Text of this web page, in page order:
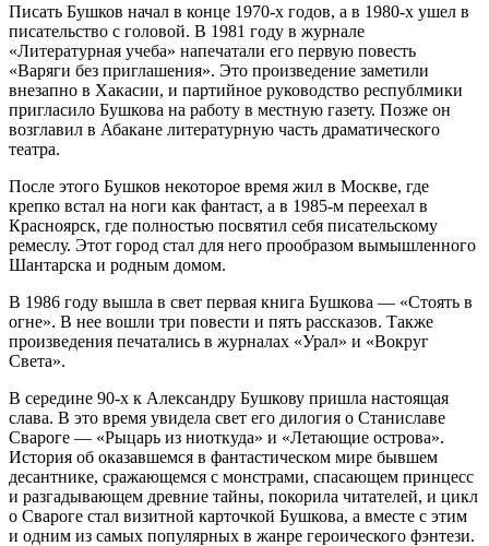
Писать Бушков начал в конце 1970-х годов, а в 1980-х ушел в
писательство с головой. В 1981 году в журнале
«Литературная учеба» напечатали его первую повесть
«Варяги без приглашения». Это произведение заметили
внезапно в Хакасии, и партийное руководство республмики
пригласило Бушкова на работу в местную газету. Позже он
возглавил в Абакане литературную часть драматического
театра.
После этого Бушков некоторое время жил в Москве, где
крепко встал на ноги как фантаст, а в 1985-м переехал в
Красноярск, где полностью посвятил себя писательскому
ремеслу. Этот город стал для него прообразом вымышленного
Шантарска и родным домом.
В 1986 году вышла в свет первая книга Бушкова — «Стоять в
огне». В нее вошли три повести и пять рассказов. Также
произведения печатались в журналах «Урал» и «Вокруг
Света».
В середине 90-х к Александру Бушкову пришла настоящая
слава. В это время увидела свет его дилогия о Станиславе
Свароге — «Рыцарь из ниоткуда» и «Летающие острова».
История об оказавшемся в фантастическом мире бывшем
десантнике, сражающемся с монстрами, спасающем принцесс
и разгадывающем древние тайны, покорила читателей, и цикл
о Свароге стал визитной карточкой Бушкова, а вместе с этим
и одним из самых популярных в жанре героического фэнтези.